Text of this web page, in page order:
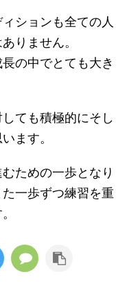
ションも全ての人
りません。
の中でとても大き
ても積極的にそし
ます。
ための一歩となり
一歩ずつ練習を重